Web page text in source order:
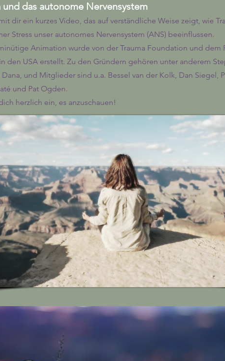
und das autonome Nervensystem
dir ein kurzes Video, das auf verständliche Weise zeigt, wie
Stress unser autonomes Nervensystem (ANS) beeinflussen.
Animation wurde von der Trauma Foundation und dem
den USA erstellt. Zu den Gründern gehören unter anderem
und Mitglieder sind u.a. Bessel van der Kolk, Dan Siegel,
und Pat Ogden.
herzlich ein, es anzuschauen!